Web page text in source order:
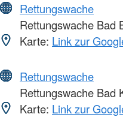
Rettungswache
Rettungswache Bad
Karte: Link zur
Rettungswache
Rettungswache Bad
Karte: Link zur